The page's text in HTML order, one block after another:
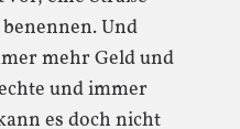
Und
mehr Geld und
und immer
es doch nicht